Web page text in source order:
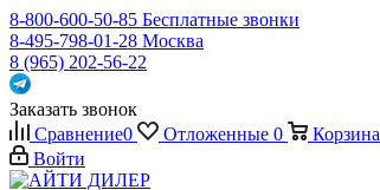
8-800-600-50-85 Бесплатные звонки
8-495-798-01-28 Москва
8 (965) 202-56-22
Заказать звонок
Сравнение0 Отложенные 0 Корзина
Войти